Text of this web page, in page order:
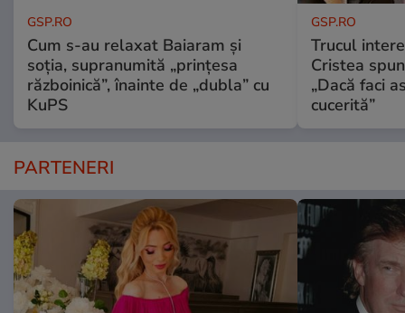
GSP.RO
Cum s-au relaxat Baiaram și
soția, supranumită „prințesa
războinică”, înainte de „dubla” cu
KuPS
GSP.RO
Trucul
Cristea
„Dacă faci
cucerită”
PARTENERI